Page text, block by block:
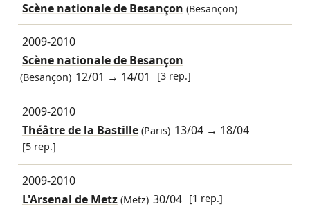
Scène nationale de Besançon (Besançon)
2009-2010
Scène nationale de Besançon
(Besançon) 12/01 → 14/01 [3 rep.]
2009-2010
Théâtre de la Bastille(Paris) 13/04 → 18/04
[5 rep.]
2009-2010
L'Arsenal de Metz(Metz) 30/04 [1 rep.]